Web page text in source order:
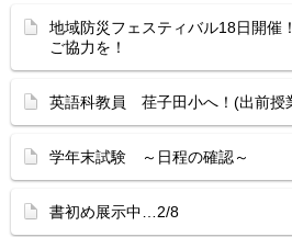
地域防災フェスティバル18日開催
ご協力を！
英語科教員 荏子田小へ！(出前
学年末試験 ～日程の確認～
書初め展示中…2/8